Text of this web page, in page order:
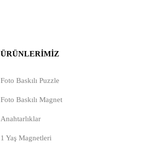
ÜRÜNLERIMIZ
Foto Baskılı Puzzle
Foto Baskılı Magnet
Anahtarlıklar
1 Yaş Magnetleri